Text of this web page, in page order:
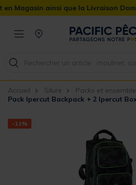
ainsi que la Livraison Domicile
Accueil Silure
Packs et
Pack Ipercut Backpack + 2 Ipercut
-11%